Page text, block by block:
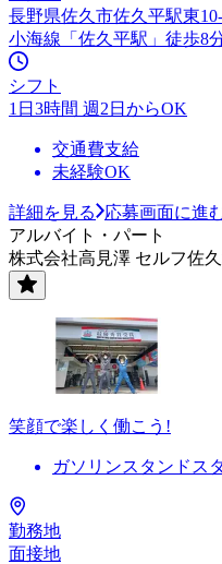
長野県佐久市佐久平駅東10-
小海線「佐久平駅」徒歩8
シフト
1日3時間 週2日からOK
交通費支給
未経験OK
詳細を見る
応募画面に進
アルバイト・パート
株式会社高見澤 セルフ佐
笑顔で楽しく働こう!
ガソリンスタンドス
勤務地
面接地